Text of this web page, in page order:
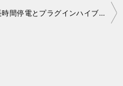
長時間停電とプラグインハイブリッド車